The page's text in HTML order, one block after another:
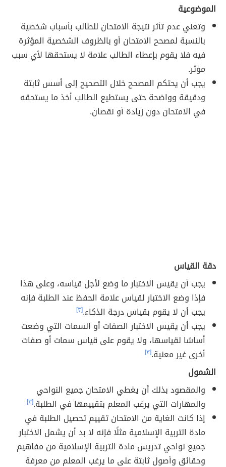
الموضوعية
وتعني عدم تأثر نتيجة الامتحان للطالب بأسباب شخصية
بالنسبة لمصحح الامتحان أو بالظروف الشخصية المؤثرة
فيه فلا يقوم بإعطاء الطالب علامة لا يستحقها لأي سبب
مؤثر.
يجب أن يحتكم المصحح خلال التصحيح إلى أسس ثابتة
ودقيقة وواضحة حتى يستطيع الطالب أخذ ما يستحقه
في الامتحان دون زيادة أو نقصان.
دقة القياس
يجب أن يقيس الاختبار ما وضع لأجل قياسه، وعلى هذا
فإذا وضع الاختبار لقياس علامة الحفظ عند الطلبة فإنه
يجب أن لا يقوم بقياس درجة الذكاء.[٣]
يجب أن يقيس الاختبار الصفات أو السمات التي وضعت
أساسًا لقياسها، ولا يقوم على قياس سمات أو صفات
أخرى غير معنية.[٣]
الشمول
والمقصود بذلك أن يغطي الامتحان جميع النواحي
والمهارات التي يرغب المعلم بتقييمها في الطلبة.[٣]
إذا كانت الغاية من الامتحان تقييم تحصيل الطلبة في
مادة التربية الإسلامية مثلًا فإنه لا بد أن يشمل الاختبار
جميع نواحي تدريس مادة التربية الإسلامية من مفاهيم
وحقائق وأصول ثابتة على ما يرغب المعلم من معرفة